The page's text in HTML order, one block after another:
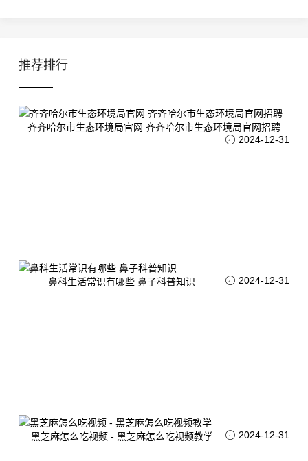
推荐排行
齐齐哈尔市生态环境局官网 齐齐哈尔市生态环境局官网招聘
2024-12-31
鼻科生活常识有哪些 鼻子科普知识 2024-12-31
黑芝麻怎么吃视频 - 黑芝麻怎么吃视频教学 2024-12-31